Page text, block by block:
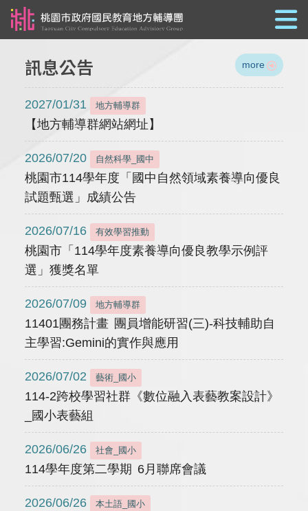
訊息公告 more
2027/01/31 地方輔導群
【地方輔導群網站網址】
2026/07/20 自然科學_國中
桃園市114學年度「國中自然領域素養導向優良
試題甄選」成績公告
2026/07/16 有效學習推動
桃園市「114學年度素養導向優良教學示例評
選」獲獎名單
2026/07/09 地方輔導群
11401團務計畫 團員增能研習(三)-科技輔助自
主學習:Gemini的實作與應用
2026/07/02 藝術_國小
114-2跨校學習社群《數位融入表藝教案設計》
_國小表藝組
2026/06/26 社會_國小
114學年度第二學期 6月聯席會議
2026/06/26 本土語_國小